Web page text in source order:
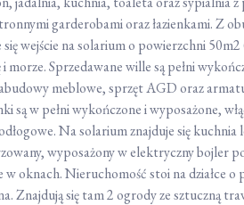
garderobami oraz łazienkami. Z
wejście na solarium o powierzchni
morze. Sprzedawane wille są pełni
meblowe, sprzęt AGD oraz
są w pełni wykończone i wyposażone,
Na solarium znajduje się
wyposażony w elektryczny bojler
w oknach. Nieruchomość stoi na działce
Znajdują się tam 2 ogrody ze sztuczną